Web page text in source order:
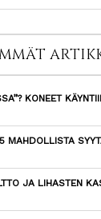
KONEET
MAHDOLLISTA
JA LIHASTEN